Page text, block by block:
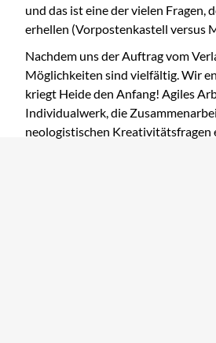
und das ist eine der vielen Fragen,
erhellen (Vorpostenkastell versus
Nachdem uns der Auftrag vom
Möglichkeiten sind vielfältig. Wir
kriegt Heide den Anfang! Agiles
Individualwerk, die
neologistischen Kreativitätsfragen